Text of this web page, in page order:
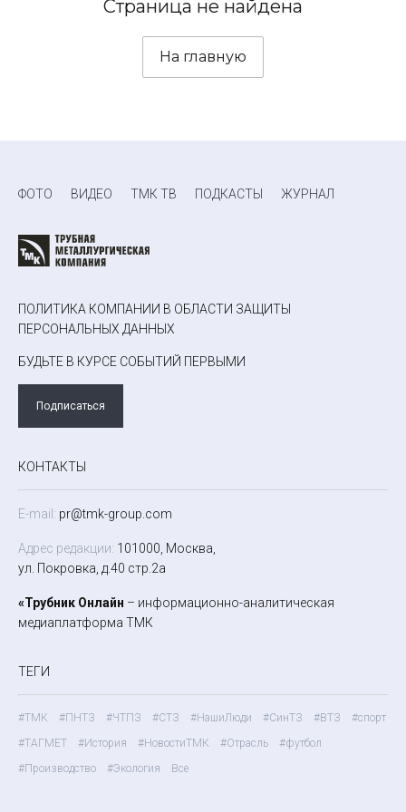
Страница не найдена
На главную
ФОТО ВИДЕО ТМК ТВ ПОДКАСТЫ ЖУРНАЛ
ПОЛИТИКА КОМПАНИИ В ОБЛАСТИ ЗАЩИТЫ
ПЕРСОНАЛЬНЫХ ДАННЫХ
БУДЬТЕ В КУРСЕ СОБЫТИЙ ПЕРВЫМИ
Подписаться
КОНТАКТЫ
E-mail: pr@tmk-group.com
Адрес редакции: 101000, Москва,
ул. Покровка, д.40 стр.2а
«Трубник Онлайн – информационно-аналитическая
медиаплатформа ТМК
ТЕГИ
#ТМК #ПНТЗ #ЧТПЗ #СТЗ #НашиЛюди #СинТЗ #ВТЗ
#спорт
#ТАГМЕТ
#История #НовостиТМК #Отрасль
#футбол
#Производство
#Экология Все